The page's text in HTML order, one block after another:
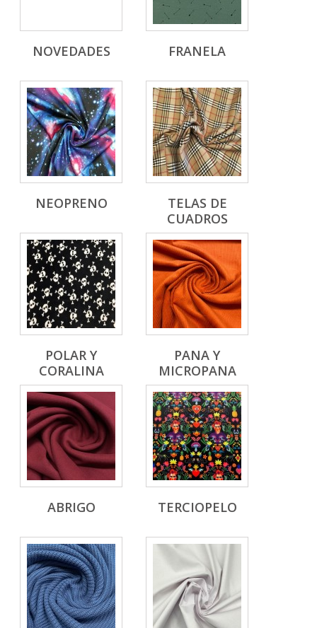
NOVEDADES FRANELA
NEOPRENO
TELAS DE
CUADROS
POLAR Y
CORALINA
PANA Y
MICROPANA
ABRIGO TERCIOPELO